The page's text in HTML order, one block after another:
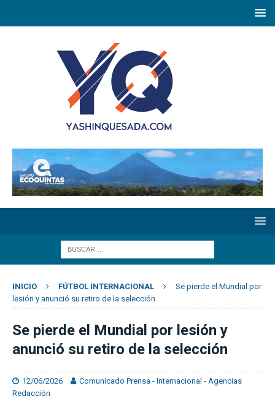
INICIO FÚTBOL INTERNACIONAL
Se pierde el Mundial por
lesión y anunció su retiro de la selección
Se pierde el Mundial por lesión y
anunció su retiro de la selección
12/06/2026
Comunicado Prensa - Internacional - Agencias
Redacción